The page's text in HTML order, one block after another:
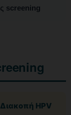
screening
HPV